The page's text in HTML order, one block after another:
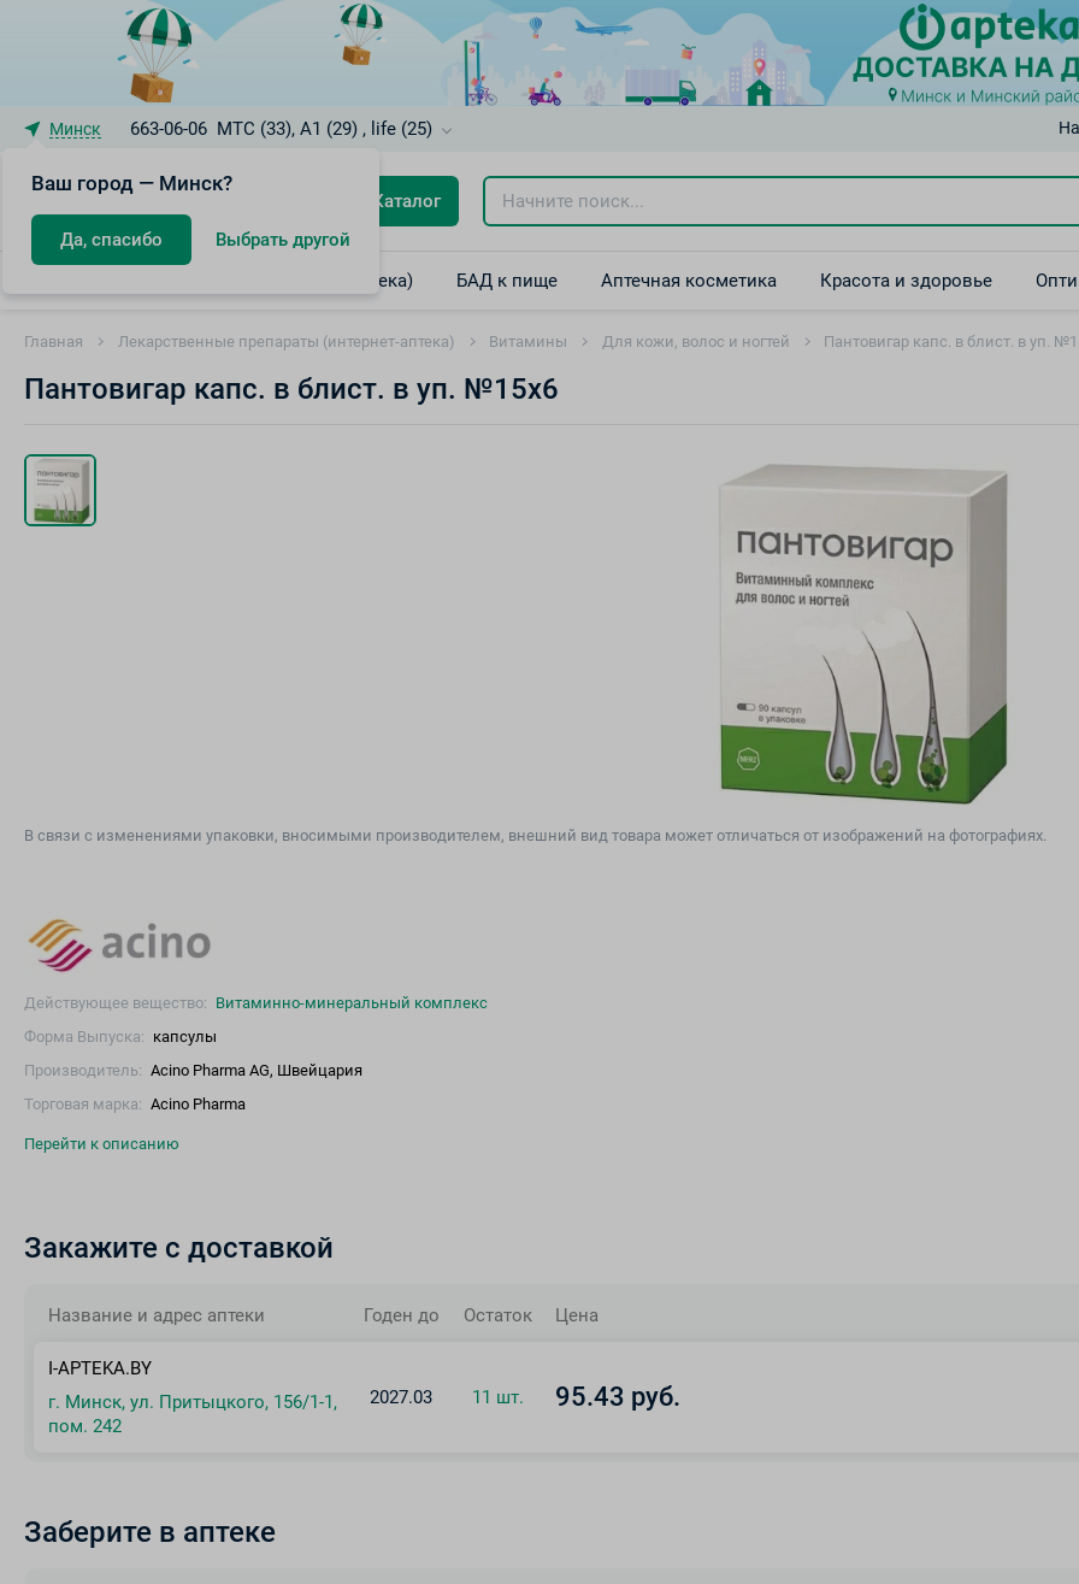
Минск
Ваш город — Минск?
Да, спасибо Выбрать другой
663-06-06 МТС (33), A1 (29) , life (25)
Каталог
Лекарственные препараты (интернет-аптека) БАД к пище Аптечная косметика Красота и здоровье
Главная Лекарственные препараты (интернет-аптека) Витамины Для кожи, волос и ногтей Пантовигар капс. в блист. в уп.
Пантовигар капс. в блист. в уп. №15х6
В связи с изменениями упаковки, вносимыми производителем, внешний вид товара может отличаться от изображений на фотографиях.
Действующее вещество: Витаминно-минеральный комплекс
Форма Выпуска: капсулы
Производитель: Acino Pharma AG, Швейцария
Торговая марка: Acino Pharma
Перейти к описанию
Закажите с доставкой
Название и адрес аптеки Годен до Остаток Цена
I-APTEKA.BY
г. Минск, ул. Притыцкого, 156/1-1,
пом. 242
2027.03 11 шт. 95.43 руб.
Заберите в аптеке